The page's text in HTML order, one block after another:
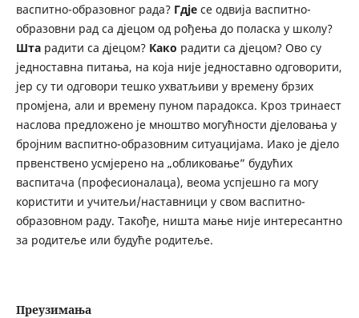
васпитно-образовног рада? Гдје се одвија васпитно-
образовни рад са дјецом од рођења до поласка у школу?
Шта радити са дјецом? Како радити са дјецом? Ово су
једноставна питања, на која није једноставно одговорити,
јер су ти одговори тешко ухватљиви у времену брзих
промјена, али и времену пуном парадокса. Кроз тринаест
наслова предложено је мноштво могућности дјеловања у
бројним васпитно-образовним ситуацијама. Иако је дјело
првенствено усмјерено на „обликовање” будућих
васпитача (професионалаца), веома успјешно га могу
користити и учитељи/наставници у свом васпитно-
образовном раду. Такође, ништа мање није интересантно
за родитеље или будуће родитеље.
Преузимања